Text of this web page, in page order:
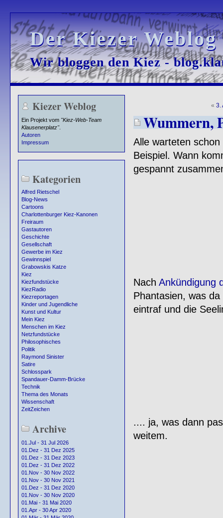
Der Kiezer
Der Kiezer
Wir bloggen den Kiez -
Wir bloggen den Kiez -
Kiezer Weblog
Ein Projekt vom "Kiez-Web-Team
Klausenerplatz".
Autoren
Impressum
Kategorien
Alfred Rietschel
Blog-News
Cartoons
Charlottenburger Kiez-Kanonen
Freiraum
Gastautoren
Geschichte
Gesellschaft
Gewerbe im Kiez
Gewinnspiel
Grabowskis Katze
Kiez
Kiezfundstücke
KiezRadio
Kiezreportagen
Kinder und Jugendliche
Kunst und Kultur
Mein Kiez
Menschen im Kiez
Netzfundstücke
Philosophisches
Politik
Raymond Sinister
Satire
Schlosspark
Spandauer-Damm-Brücke
Technik
Thema des Monats
Wissenschaft
ZeitZeichen
Archive
01.Jul - 31 Jul 2026
01.Dez - 31 Dez 2025
01.Dez - 31 Dez 2023
01.Dez - 31 Dez 2022
01.Nov - 30 Nov 2022
01.Nov - 30 Nov 2021
01.Dez - 31 Dez 2020
01.Nov - 30 Nov 2020
01.Mai - 31 Mai 2020
01.Apr - 30 Apr 2020
«3.
Wummern,
Alle warteten
Beispiel. Wann
gespannt
Nach Ankündigung
Phantasien, was
eintraf und die
.... ja, was dann
weitem.